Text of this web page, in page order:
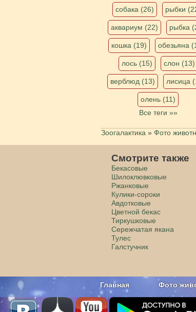
собака (26) рыбки
аквариум (22) рыбка
кошка (19) обезьяна
лось (15) слон (13)
верблюд (13) лисица
олень (11)
Все теги »»
Зоогалактика » Фото
Смотрите также
Бекасовые
Шилоклювковые
Ржанковые
Кулики-сороки
Авдотковые
Цветной бекас
Тиркушковые
Сережчатая якана
Тулес
Галстучник
Главная Фото
Наши приложения.